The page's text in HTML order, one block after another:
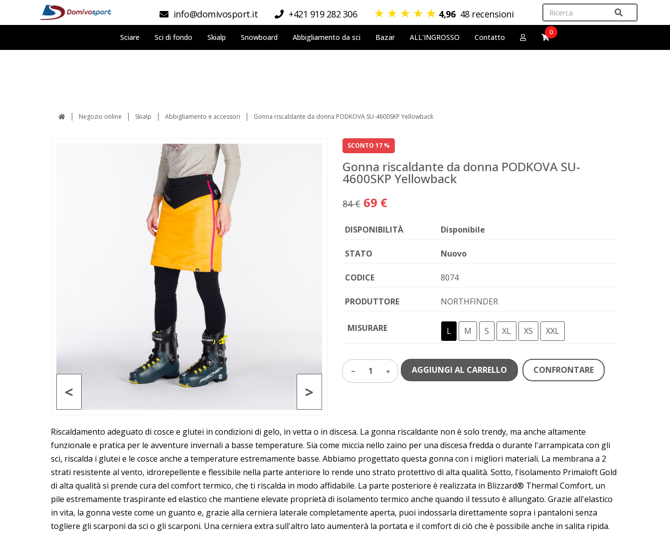
info@domivosport.it +421 919 282 306 ★ ★ ★ ★ ★ 4,96 48 recensioni
Sciare Sci di fondo Skialp Snowboard Abbigliamento da sci Bazar ALL'INGROSSO Contatto
0
Negozio online Skialp Abbigliamento e accessori Gonna riscaldante da donna PODKOVA SU-4600SKP Yellowback
>
<
SCONTO 17 %
Gonna riscaldante da donna PODKOVA SU-
4600SKP Yellowback
84 € 69 €
DISPONIBILITÀ Disponibile
STATO Nuovo
CODICE 8074
PRODUTTORE NORTHFINDER
MISURARE L M S XL XS XXL
1 AGGIUNGI AL CARRELLO CONFRONTARE
Riscaldamento adeguato di cosce e glutei in condizioni di gelo, in vetta o in discesa. La gonna riscaldante non è solo trendy, ma anche altamente
funzionale e pratica per le avventure invernali a basse temperature. Sia come miccia nello zaino per una discesa fredda o durante l'arrampicata con gli
sci, riscalda i glutei e le cosce anche a temperature estremamente basse. Abbiamo progettato questa gonna con i migliori materiali. La membrana a 2
strati resistente al vento, idrorepellente e flessibile nella parte anteriore lo rende uno strato protettivo di alta qualità. Sotto, l'isolamento Primaloft Gold
di alta qualità si prende cura del comfort termico, che ti riscalda in modo affidabile. La parte posteriore è realizzata in Blizzard® Thermal Comfort, un
pile estremamente traspirante ed elastico che mantiene elevate proprietà di isolamento termico anche quando il tessuto è allungato. Grazie all'elastico
in vita, la gonna veste come un guanto e, grazie alla cerniera laterale completamente aperta, puoi indossarla direttamente sopra i pantaloni senza
togliere gli scarponi da sci o gli scarponi. Una cerniera extra sull'altro lato aumenterà la portata e il comfort di ciò che è possibile anche in salita ripida.